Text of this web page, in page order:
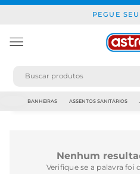
PEGUE
BANHEIRAS ASSENTOS SANITÁRIOS
Nenhum
Verifique se a palavra